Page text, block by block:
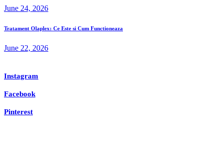
June 24, 2026
Tratament Olaplex: Ce Este si Cum Functioneaza
June 22, 2026
Instagram
Facebook
Pinterest